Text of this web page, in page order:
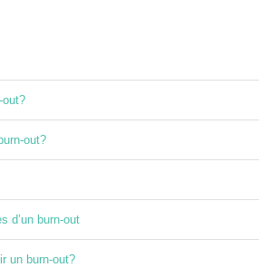
out?
out?
d’un burn-out
un burn-out?